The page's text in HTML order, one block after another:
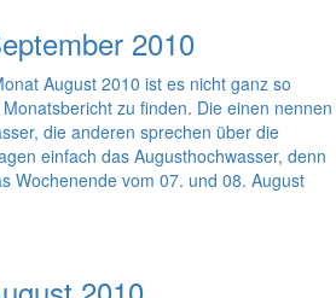
2010
August 2010 ist es nicht ganz so
zu finden. Die einen nennen
die anderen sprechen über die
einfach das Augusthochwasser, denn
Wochenende vom 07. und 08. August